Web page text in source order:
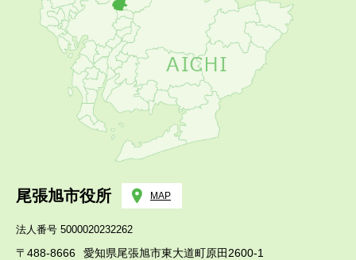
尾張旭市役所 MAP
法人番号 5000020232262
〒488-8666 愛知県尾張旭市東大道町原田2600-1